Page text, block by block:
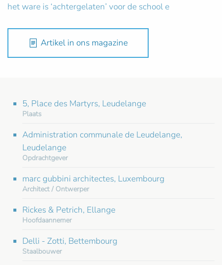
het ware is ‘achtergelaten’ voor de school e
Artikel in ons magazine
5, Place des Martyrs, Leudelange
Plaats
Administration communale de Leudelange,
Leudelange
Opdrachtgever
marc gubbini architectes, Luxembourg
Architect / Ontwerper
Rickes & Petrich, Ellange
Hoofdaannemer
Delli - Zotti, Bettembourg
Staalbouwer